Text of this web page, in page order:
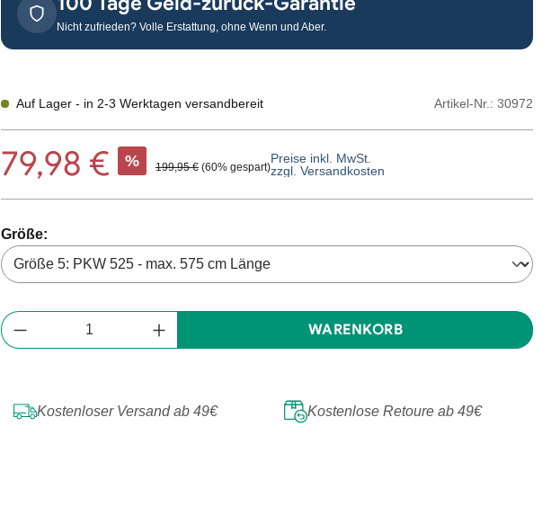
Verkaufspreis:
79,98 € % Regulärer Preis:
199,95 € (60% gespart)
Preise inkl. MwSt.
zzgl. Versandkosten
Kostenloser Versand ab 49€ Kostenlose Retoure ab 49€
Nicht zufrieden? Volle Erstattung, ohne Wenn und Aber.
Auf Lager - in 2-3 Werktagen versandbereit Artikel-Nr.: 30972
Größe:
Produkt Anzahl: Gib den gewünschten Wert ein oder
WARENKORB